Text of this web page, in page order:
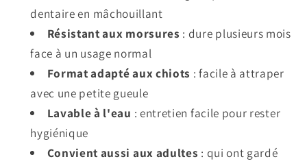
dentaire en mâchouillant
Résistant aux morsures : dure plusieurs mois
face à un usage normal
Format adapté aux chiots : facile à attraper
avec une petite gueule
Lavable à l'eau : entretien facile pour rester
hygiénique
Convient aussi aux adultes : qui ont gardé